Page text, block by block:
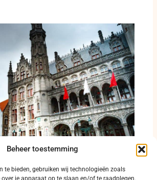
Beheer toestemming
te bieden, gebruiken wij technologieën zoals
je apparaat op te slaan en/of te raadplegen.
Nederland, Vlaanderen en
drempels voor
bezoekers bloot